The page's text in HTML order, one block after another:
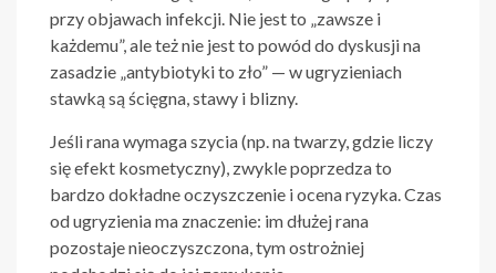
przy objawach infekcji. Nie jest to „zawsze i
każdemu”, ale też nie jest to powód do dyskusji na
zasadzie „antybiotyki to zło” — w ugryzieniach
stawką są ścięgna, stawy i blizny.
Jeśli rana wymaga szycia (np. na twarzy, gdzie liczy
się efekt kosmetyczny), zwykle poprzedza to
bardzo dokładne oczyszczenie i ocena ryzyka. Czas
od ugryzienia ma znaczenie: im dłużej rana
pozostaje nieoczyszczona, tym ostrożniej